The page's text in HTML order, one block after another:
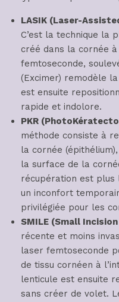
LASIK (Laser-
C’est la technique la
créé dans la cornée à
femtoseconde,
(Excimer) remodèle
est ensuite
rapide et indolore.
PKR
méthode consiste à
la cornée
la surface de la
récupération est plus
un inconfort
privilégiée pour les
SMILE (Small
récente et moins
laser femtoseconde
de tissu cornéen à
lenticule est ensuite
sans créer de volet.